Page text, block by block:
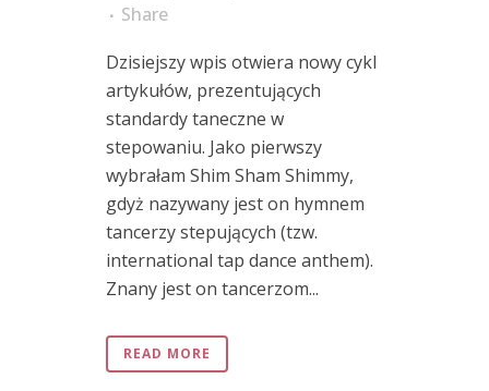
Share
Dzisiejszy wpis otwiera nowy cykl
artykułów, prezentujących
standardy taneczne w
stepowaniu. Jako pierwszy
wybrałam Shim Sham Shimmy,
gdyż nazywany jest on hymnem
tancerzy stepujących (tzw.
international tap dance anthem).
Znany jest on tancerzom...
READ MORE